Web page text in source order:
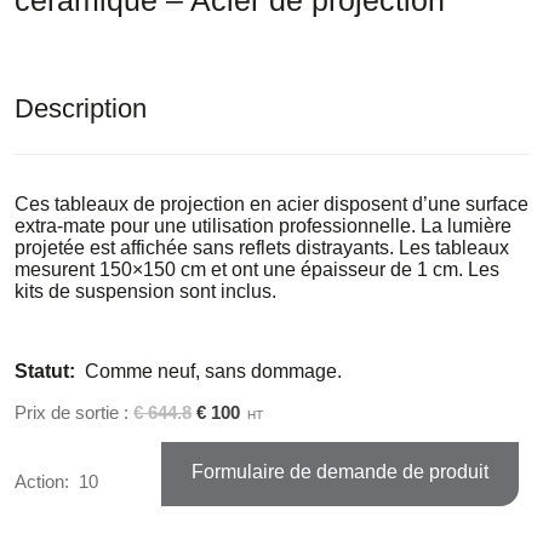
Description
Ces tableaux de projection en acier disposent d’une surface
extra-mate pour une utilisation professionnelle. La lumière
projetée est affichée sans reflets distrayants. Les tableaux
mesurent 150×150 cm et ont une épaisseur de 1 cm. Les
kits de suspension sont inclus.
Statut: Comme neuf, sans dommage.
Prix ​​de sortie : € 644.8 € 100 HT
Action: 10 Formulaire de demande de produit